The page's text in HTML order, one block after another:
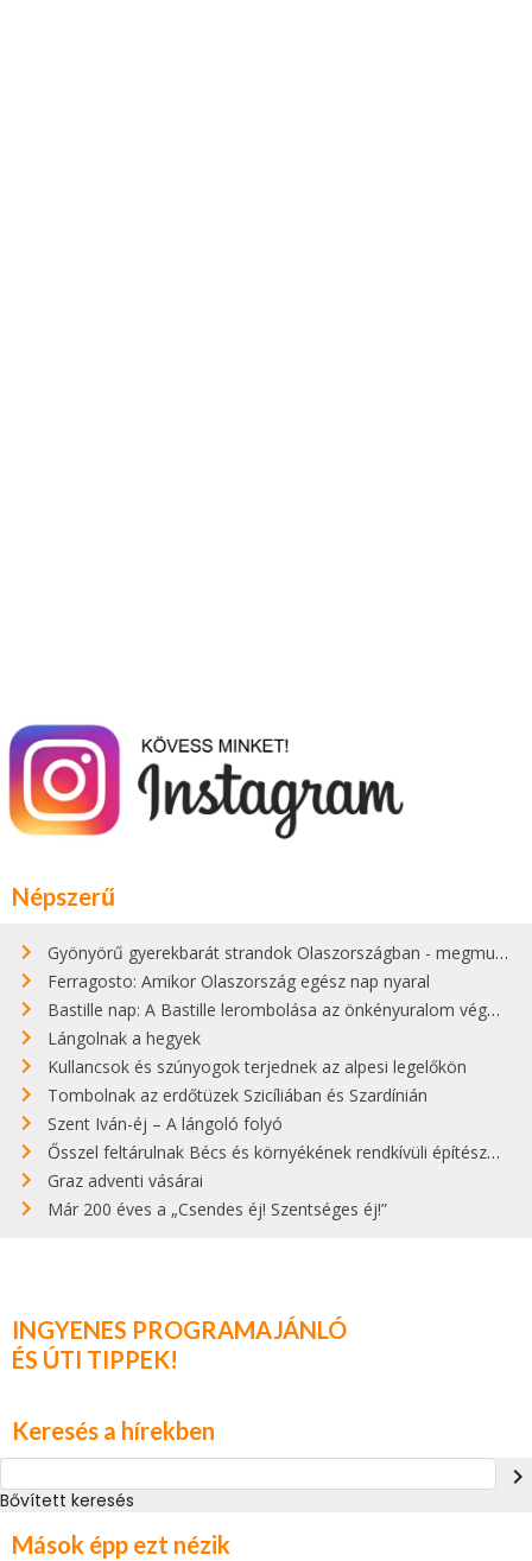
Népszerű
Gyönyörű gyerekbarát strandok Olaszországban - megmutatjuk a 15 legjobbat
Ferragosto: Amikor Olaszország egész nap nyaral
Bastille nap: A Bastille lerombolása az önkényuralom végét jelentette
Lángolnak a hegyek
Kullancsok és szúnyogok terjednek az alpesi legelőkön
Tombolnak az erdőtüzek Szicíliában és Szardínián
Szent Iván-éj – A lángoló folyó
Ősszel feltárulnak Bécs és környékének rendkívüli építészeti kincsei
Graz adventi vásárai
Már 200 éves a „Csendes éj! Szentséges éj!”
INGYENES PROGRAMAJÁNLÓ
ÉS ÚTI TIPPEK!
Keresés a hírekben
navigate_next
Bővített keresés
Mások épp ezt nézik